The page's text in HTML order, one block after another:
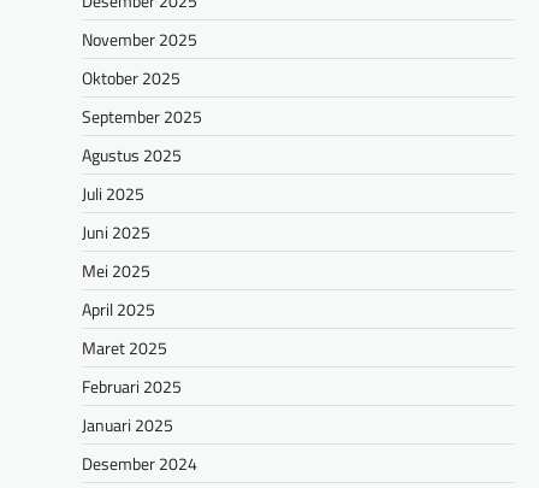
November 2025
Oktober 2025
September 2025
Agustus 2025
Juli 2025
Juni 2025
Mei 2025
April 2025
Maret 2025
Februari 2025
Januari 2025
Desember 2024